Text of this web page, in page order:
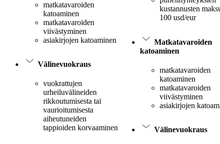
matkatavaroiden
katoaminen
matkatavaroiden
viivästyminen
asiakirjojen katoaminen
Välinevuokraus
vuokrattujen
urheiluvälineiden
rikkoutumisesta tai
vaurioitumisesta
aiheutuneiden
tappioiden korvaaminen
kustannusten
100 usd/eur
Matkatavaroiden
katoaminen
matkatavaroiden
katoaminen
matkatavaroiden
viivästyminen
asiakirjojen
Välinevuokraus